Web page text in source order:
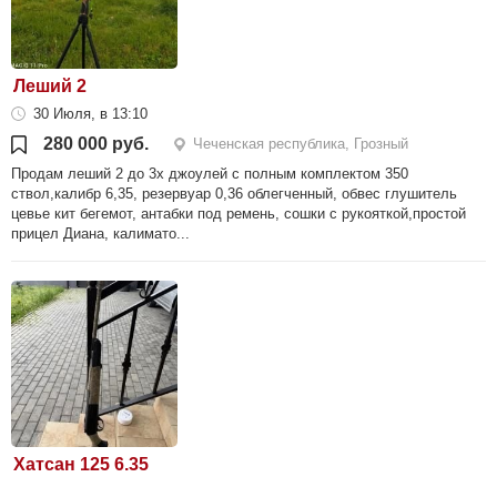
Леший 2
30 Июля, в 13:10
280 000 руб.
Чеченская республика, Грозный
Продам леший 2 до 3х джоулей с полным комплектом 350
ствол,калибр 6,35, резервуар 0,36 облегченный, обвес глушитель
цевье кит бегемот, антабки под ремень, сошки с рукояткой,простой
прицел Диана, калимато...
Хатсан 125 6.35